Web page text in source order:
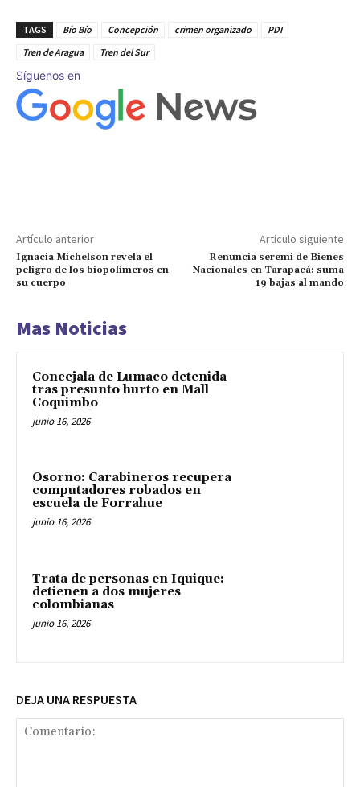
TAGS Bío Bío Concepción crimen organizado
PDI
Tren de Aragua
Tren del Sur
Síguenos en
Artículo anterior
Ignacia Michelson revela el
peligro de los biopolímeros en
su cuerpo
Artículo siguiente
Renuncia seremi de Bienes
Nacionales en Tarapacá: suma
19 bajas al mando
Mas Noticias
Concejala de Lumaco detenida
tras presunto hurto en Mall
Coquimbo
junio 16, 2026
Osorno: Carabineros recupera
computadores robados en
escuela de Forrahue
junio 16, 2026
Trata de personas en Iquique:
detienen a dos mujeres
colombianas
junio 16, 2026
DEJA UNA RESPUESTA